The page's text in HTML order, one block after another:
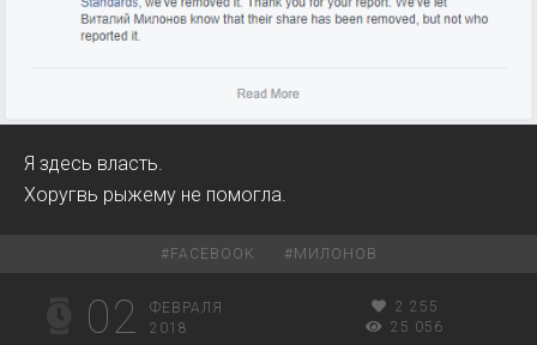
Я здесь власть.
Хоругвь рыжему не помогла.
#FACEBOOK #МИЛОНОВ
02
ФЕВРАЛЯ
2018
2 255
25 056